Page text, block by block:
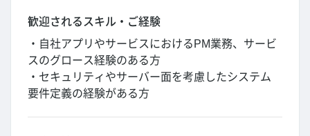
歓迎されるスキル・ご経験
・自社アプリやサービスにおけるPM業務、サービ
スのグロース経験のある方
・セキュリティやサーバー面を考慮したシステム
要件定義の経験がある方